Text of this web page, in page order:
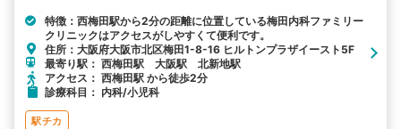
特徴：西梅田駅から2分の距離に位置している梅田内科ファミリー
クリニックはアクセスがしやすくて便利です。
住所：大阪府大阪市北区梅田1-8-16 ヒルトンプラザイースト5F
最寄り駅： 西梅田駅 大阪駅 北新地駅
アクセス： 西梅田駅 から徒歩2分
診療科目： 内科/小児科
駅チカ